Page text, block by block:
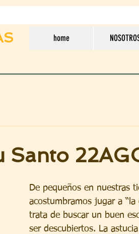
home
Santo
De pequeños en nuestras
acostumbramos jugar a “la
trata de buscar un buen
ser descubiertos. La